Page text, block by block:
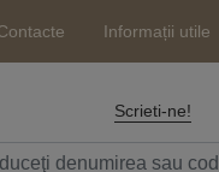
Informații utile
Scrieti-ne!